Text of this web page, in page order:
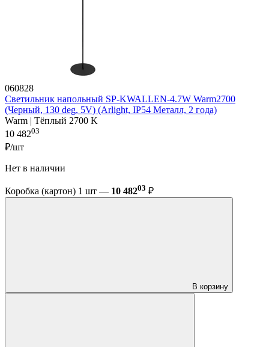
060828
Светильник напольный SP-KWALLEN-4.7W Warm2700
(Черный, 130 deg, 5V) (Arlight, IP54 Металл, 2 года)
Warm | Тёплый 2700 K
10 48203
₽/шт
Нет в наличии
Коробка (картон) 1 шт — 10 48203 ₽
В корзину